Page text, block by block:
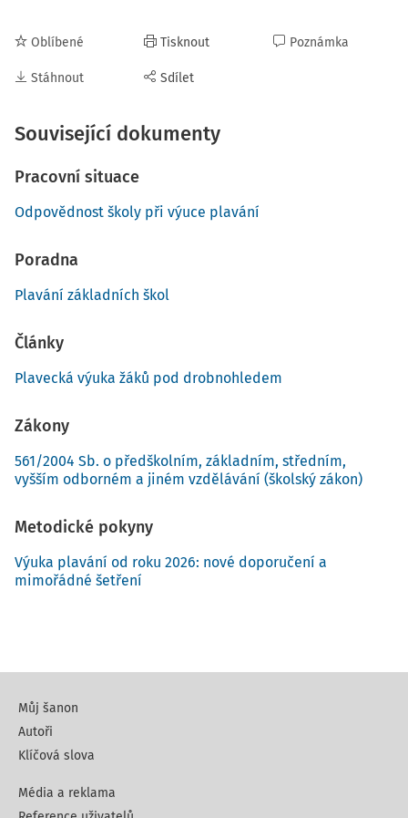
Oblíbené
Stáhnout
Tisknout
Sdílet
Poznámka
Související dokumenty
Pracovní situace
Odpovědnost školy při výuce plavání
Poradna
Plavání základních škol
Články
Plavecká výuka žáků pod drobnohledem
Zákony
561/2004 Sb. o předškolním, základním, středním,
vyšším odborném a jiném vzdělávání (školský zákon)
Metodické pokyny
Výuka plavání od roku 2026: nové doporučení a
mimořádné šetření
Můj šanon
Autoři
Klíčová slova
Média a reklama